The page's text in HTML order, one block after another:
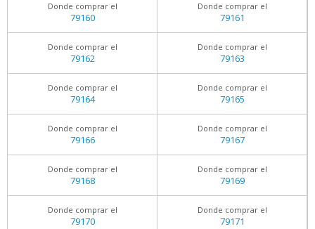
Donde comprar el
79160
Donde comprar el
79161
Donde comprar el
79162
Donde comprar el
79163
Donde comprar el
79164
Donde comprar el
79165
Donde comprar el
79166
Donde comprar el
79167
Donde comprar el
79168
Donde comprar el
79169
Donde comprar el
79170
Donde comprar el
79171